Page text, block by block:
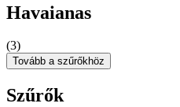
Havaianas
(3)
Tovább a szűrőkhöz
Szűrők